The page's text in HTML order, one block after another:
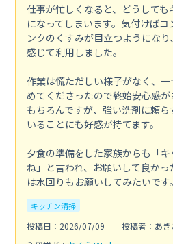
仕事が忙しくなると、どうして
になってしまいます。気付けば
ンクのくすみが目立つようにな
感じて利用しました。
作業は慌ただしい様子がなく、
めてくださったので終始安心感
もちろんですが、強い洗剤に頼
いることにも好感が持てます。
夕食の準備をした家族からも「
ね」と言われ、お願いして良か
は水回りもお願いしてみたいです。
キッチン清掃
投稿日：2026/07/09
投稿者：あき